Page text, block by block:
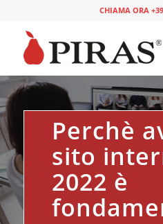
CHIAMA ORA
Perchè
sito
2022 è